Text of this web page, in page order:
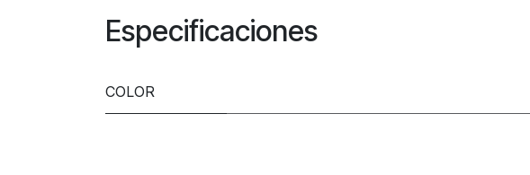
Especificaciones
COLOR